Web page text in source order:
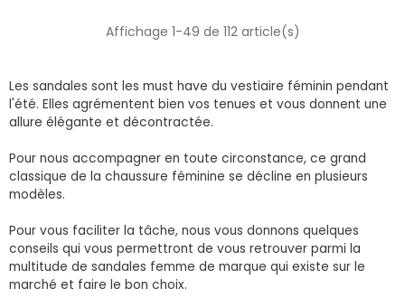
Affichage 1-49 de 112 article(s)
Les sandales sont les must have du vestiaire féminin pendant
l'été. Elles agrémentent bien vos tenues et vous donnent une
allure élégante et décontractée.
Pour nous accompagner en toute circonstance, ce grand
classique de la chaussure féminine se décline en plusieurs
modèles.
Pour vous faciliter la tâche, nous vous donnons quelques
conseils qui vous permettront de vous retrouver parmi la
multitude de sandales femme de marque qui existe sur le
marché et faire le bon choix.